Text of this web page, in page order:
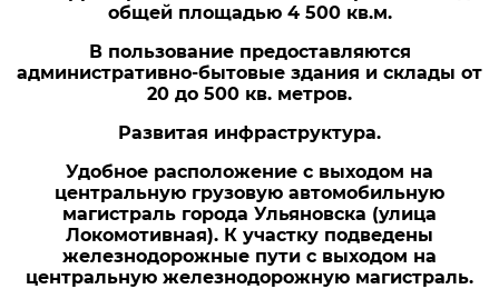
общей площадью 4 500 кв.м.
В пользование предоставляются
административно-бытовые здания и склады от
20 до 500 кв. метров.
Развитая инфраструктура.
Удобное расположение с выходом на
центральную грузовую автомобильную
магистраль города Ульяновска (улица
Локомотивная). К участку подведены
железнодорожные пути с выходом на
центральную железнодорожную магистраль.